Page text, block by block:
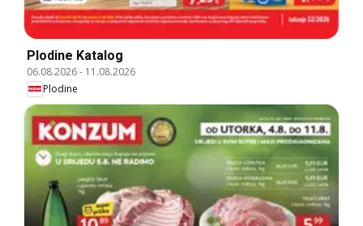
Plodine Katalog
06.08.2026- 11.08.2026
Plodine